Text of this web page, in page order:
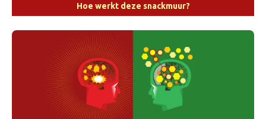
Hoe werkt deze snackmuur?